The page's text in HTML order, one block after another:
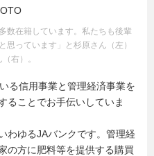
数在籍しています。私たちも後輩
思っています」と杉原さん（左）
右）。
る信用事業と管理経済事業を
ることでお手伝いしていま
わゆるJAバンクです。管理経
の方に肥料等を提供する購買